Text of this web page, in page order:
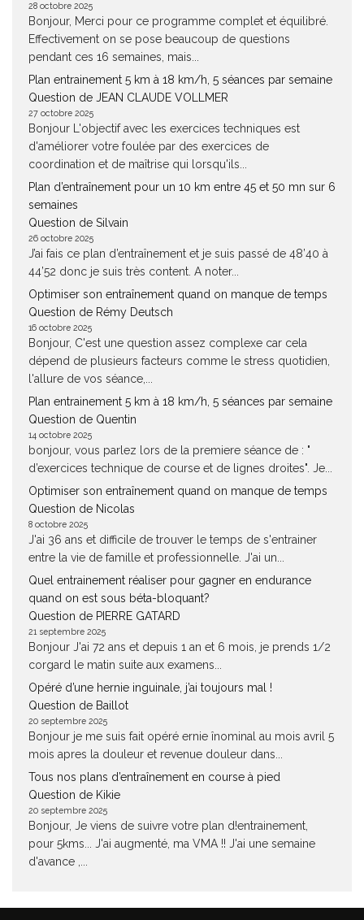
28 octobre 2025
Bonjour, Merci pour ce programme complet et équilibré.
Effectivement on se pose beaucoup de questions
pendant ces 16 semaines, mais...
Plan entrainement 5 km à 18 km/h, 5 séances par semaine
Question de JEAN CLAUDE VOLLMER
27 octobre 2025
Bonjour L'objectif avec les exercices techniques est
d'améliorer votre foulée par des exercices de
coordination et de maîtrise qui lorsqu'ils...
Plan d’entraînement pour un 10 km entre 45 et 50 mn sur 6
semaines
Question de Silvain
26 octobre 2025
J’ai fais ce plan d’entraînement et je suis passé de 48’40 à
44’52 donc je suis très content. A noter...
Optimiser son entraînement quand on manque de temps
Question de Rémy Deutsch
16 octobre 2025
Bonjour, C'est une question assez complexe car cela
dépend de plusieurs facteurs comme le stress quotidien,
l'allure de vos séance,...
Plan entrainement 5 km à 18 km/h, 5 séances par semaine
Question de Quentin
14 octobre 2025
bonjour, vous parlez lors de la premiere séance de : "
d’exercices technique de course et de lignes droites". Je...
Optimiser son entraînement quand on manque de temps
Question de Nicolas
8 octobre 2025
J'ai 36 ans et difficile de trouver le temps de s'entrainer
entre la vie de famille et professionnelle. J'ai un...
Quel entrainement réaliser pour gagner en endurance
quand on est sous béta-bloquant?
Question de PIERRE GATARD
21 septembre 2025
Bonjour J'ai 72 ans et depuis 1 an et 6 mois, je prends 1/2
corgard le matin suite aux examens...
Opéré d’une hernie inguinale, j’ai toujours mal !
Question de Baillot
20 septembre 2025
Bonjour je me suis fait opéré ernie înominal au mois avril 5
mois apres la douleur et revenue douleur dans...
Tous nos plans d’entraînement en course à pied
Question de Kikie
20 septembre 2025
Bonjour, Je viens de suivre votre plan d!entrainement,
pour 5kms... J'ai augmenté, ma VMA !! J'ai une semaine
d'avance ,...